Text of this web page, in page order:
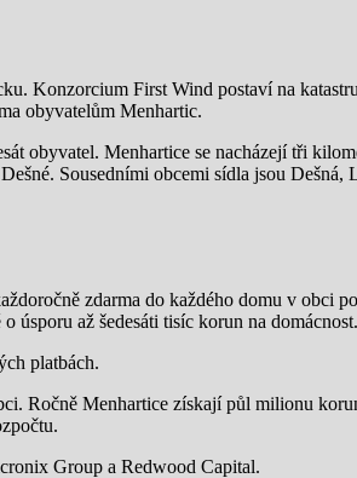
Konzorcium First Wind postaví na
obyvatelům Menhartic.
obyvatel. Menhartice se nacházejí tři
Sousedními obcemi sídla jsou Dešná,
zdarma do každého domu v obci
úsporu až šedesáti tisíc korun na domácnost.
platbách.
Ročně Menhartice získají půl milionu
Group a Redwood Capital.